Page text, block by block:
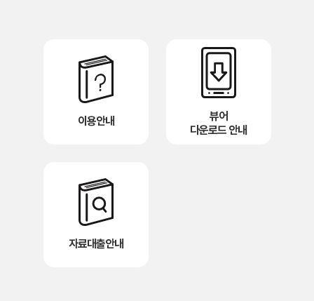
이용안내
뷰어
다운로드 안내
자료대출안내